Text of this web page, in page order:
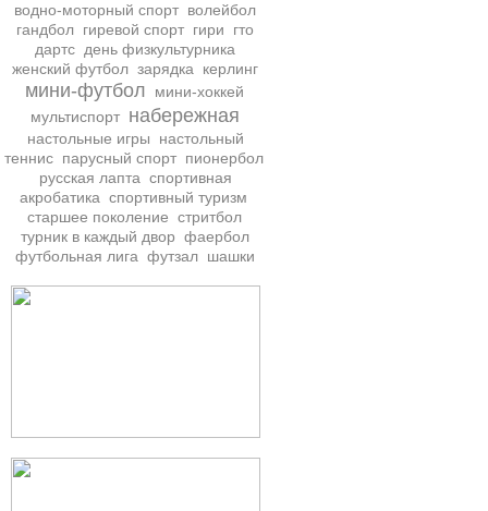
водно-моторный спорт волейбол
гандбол гиревой спорт гири
гто
дартс день физкультурника
женский футбол зарядка керлинг
мини-футбол
мини-хоккей
мультиспорт набережная
настольные игры
настольный
теннис парусный спорт пионербол
русская лапта спортивная
акробатика спортивный туризм
старшее поколение стритбол
турник в каждый двор фаербол
футбольная лига футзал шашки